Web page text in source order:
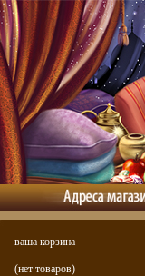
ваша корзина
(нет товаров)